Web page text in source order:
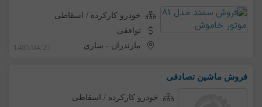
خودرو کارکرده / اسقاطی
توافقی
مازندران - ساری 1405/04/27
فروش ماشین تصادفی
خودرو کارکرده / اسقاطی